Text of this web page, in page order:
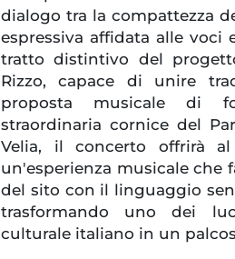
dialogo tra la compattezza
espressiva affidata alle voci
tratto distintivo del
Rizzo, capace di unire
proposta musicale di
straordinaria cornice del
Velia, il concerto offrirà
un'esperienza musicale che
del sito con il linguaggio
trasformando uno dei
culturale italiano in un